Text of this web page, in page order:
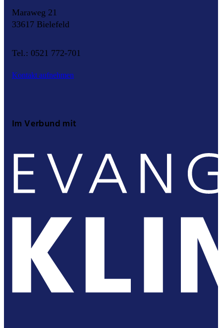
Maraweg 21
33617 Bielefeld
Tel.: 0521 772-701
Kontakt aufnehmen
Im Verbund mit